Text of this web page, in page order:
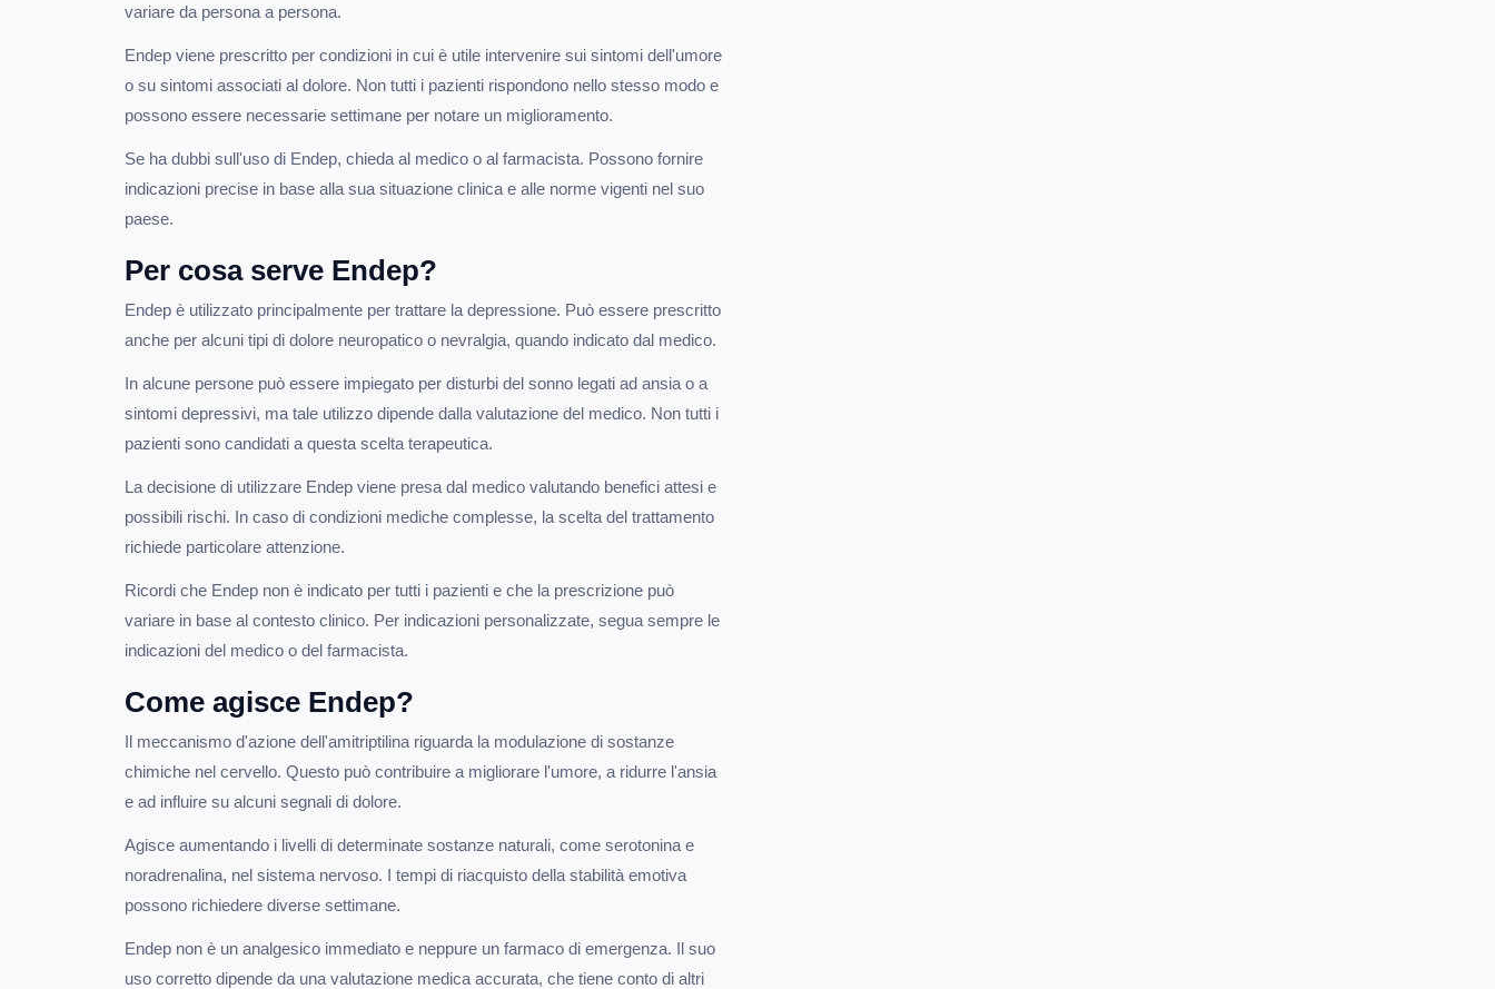
variare da persona a persona.
Endep viene prescritto per condizioni in cui è utile intervenire sui sintomi dell'umore
o su sintomi associati al dolore. Non tutti i pazienti rispondono nello stesso modo e
possono essere necessarie settimane per notare un miglioramento.
Se ha dubbi sull'uso di Endep, chieda al medico o al farmacista. Possono fornire
indicazioni precise in base alla sua situazione clinica e alle norme vigenti nel suo
paese.
Per cosa serve Endep?
Endep è utilizzato principalmente per trattare la depressione. Può essere prescritto
anche per alcuni tipi di dolore neuropatico o nevralgia, quando indicato dal medico.
In alcune persone può essere impiegato per disturbi del sonno legati ad ansia o a
sintomi depressivi, ma tale utilizzo dipende dalla valutazione del medico. Non tutti i
pazienti sono candidati a questa scelta terapeutica.
La decisione di utilizzare Endep viene presa dal medico valutando benefici attesi e
possibili rischi. In caso di condizioni mediche complesse, la scelta del trattamento
richiede particolare attenzione.
Ricordi che Endep non è indicato per tutti i pazienti e che la prescrizione può
variare in base al contesto clinico. Per indicazioni personalizzate, segua sempre le
indicazioni del medico o del farmacista.
Come agisce Endep?
Il meccanismo d'azione dell'amitriptilina riguarda la modulazione di sostanze
chimiche nel cervello. Questo può contribuire a migliorare l'umore, a ridurre l'ansia
e ad influire su alcuni segnali di dolore.
Agisce aumentando i livelli di determinate sostanze naturali, come serotonina e
noradrenalina, nel sistema nervoso. I tempi di riacquisto della stabilità emotiva
possono richiedere diverse settimane.
Endep non è un analgesico immediato e neppure un farmaco di emergenza. Il suo
uso corretto dipende da una valutazione medica accurata, che tiene conto di altri